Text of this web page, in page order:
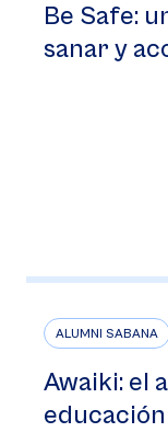
Be Safe:
sanar y
ALUMNI SABANA
Awaiki: el